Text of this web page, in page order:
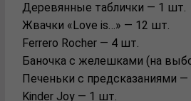
Деревянные таблички — 1 шт.
Жвачки «Love is…» — 12 шт.
Ferrero Rocher — 4 шт.
Баночка с желешками (на
Печеньки с предсказаниями
Kinder Joy — 1 шт.